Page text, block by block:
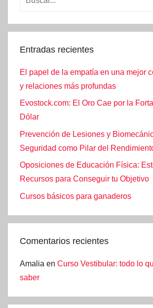
Entradas recientes
El papel de la empatía en una mejor
y relaciones más profundas
Evostock.com: El Oro Cae por la
Dólar
Prevención de Lesiones y
Seguridad como Pilar del
Oposiciones de Educación Física:
Recursos para Conseguir tu Objetivo
Cursos básicos para ganaderos
Comentarios recientes
Amalia en Curso Vestibular: todo lo
saber